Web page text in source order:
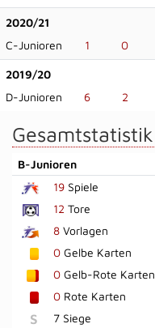
2020/21
C-Junioren
1 0
2019/20
D-Junioren
6 2
Gesamtstatistik
B-Junioren
19 Spiele
12 Tore
8 Vorlagen
0 Gelbe Karten
0 Gelb-Rote Karten
0 Rote Karten
S 7 Siege